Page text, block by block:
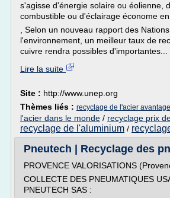
s'agisse d'énergie solaire ou éolienne,
combustible ou d'éclairage économe en
, Selon un nouveau rapport des
l'environnement, un meilleur taux de
cuivre rendra possibles d'importantes...
Lire la suite
Site : http://www.unep.org
Thèmes liés : recyclage de l'acier
l'acier dans le monde / recyclage prix
recyclage de l'aluminium /
Pneutech | Recyclage des
PROVENCE VALORISATIONS
COLLECTE DES PNEUMATIQUES
PNEUTECH SAS :